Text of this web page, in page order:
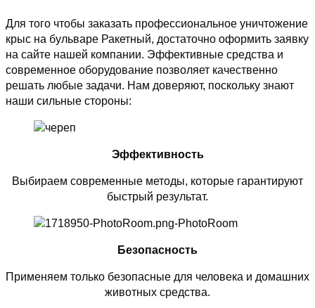
Для того чтобы заказать профессиональное уничтожение
крыс на бульваре Ракетный, достаточно оформить заявку
на сайте нашей компании. Эффективные средства и
современное оборудование позволяет качественно
решать любые задачи. Нам доверяют, поскольку знают
наши сильные стороны:
Эффективность
Выбираем современные методы, которые гарантируют
быстрый результат.
Безопасность
Применяем только безопасные для человека и домашних
животных средства.